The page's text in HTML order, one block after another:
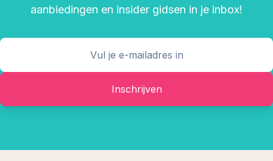
aanbiedingen en insider gidsen in je inbox!
Inschrijven